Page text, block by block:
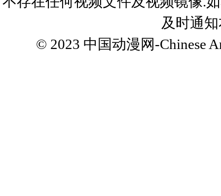
及时通
© 2023 中国动漫网-Chinese